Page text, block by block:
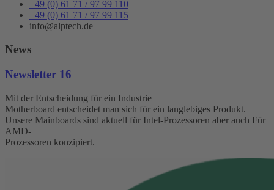
+49 (0) 61 71 / 97 99 110
+49 (0) 61 71 / 97 99 115
info@alptech.de
News
Newsletter 16
Mit der Entscheidung für ein Industrie
Motherboard entscheidet man sich für ein langlebiges Produkt.
Unsere Mainboards sind aktuell für Intel-Prozessoren aber auch Für
AMD-
Prozessoren konzipiert.